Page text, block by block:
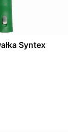
Syntex